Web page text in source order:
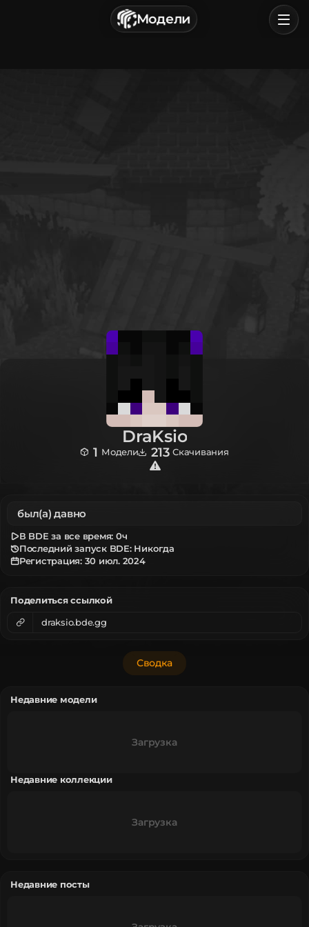
Модели
Политика конфиденциальности
DraKsio
1 Модели 213 Скачивания
был(а) давно
В BDE за все время: 0ч
Последний запуск BDE: Никогда
Регистрация: 30 июл. 2024
Поделиться ссылкой
draksio.bde.gg
Сводка
Недавние модели
Загрузка
Недавние коллекции
Загрузка
Недавние посты